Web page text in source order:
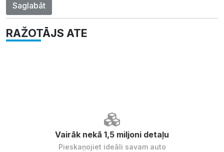
Saglabāt
RAŽOTĀJS ATE
Vairāk nekā 1,5 miljoni detaļu
Pieskaņojiet ideāli savam auto